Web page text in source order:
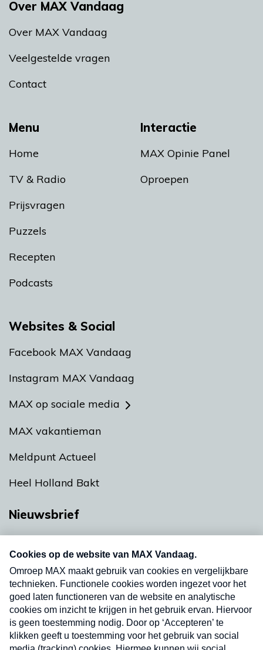
Menu
Home
TV & Radio
Prijsvragen
Puzzels
Recepten
Podcasts
Interactie
MAX Opinie Panel
Oproepen
Over MAX Vandaag
Over MAX Vandaag
Veelgestelde vragen
Contact
Websites & Social
Facebook MAX Vandaag
Instagram MAX Vandaag
MAX op sociale media
MAX vakantieman
Meldpunt Actueel
Heel Holland Bakt
Nieuwsbrief
nieuwsbrief. Elke vrijdag- en dinsdagochtend in
uw mailbox.
Verzend